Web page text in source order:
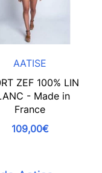
AATISE
ZEF 100% LIN
- Made in
France
109,00€